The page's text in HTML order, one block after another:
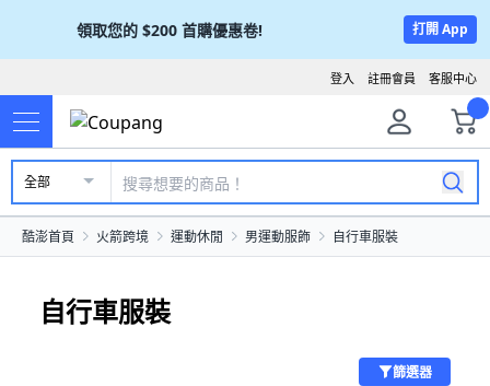
領取您的 $200 首購優惠卷! 打開 App
客服中心
註冊會員
登入
全部
酷澎首頁 火箭跨境 運動休閒 男運動服飾 自行車服裝
自行車服裝
篩選器